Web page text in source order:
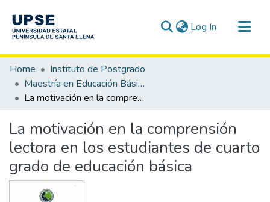
Log In (current)
Communities & Collections
All of DSpace
Statistics
Home
Instituto de Postgrado
Maestría en Educación Básica
La motivación en la comprensión lectora en los estudiantes de cuarto grado de educación básica
La motivación en la comprensión
lectora en los estudiantes de cuarto
grado de educación básica